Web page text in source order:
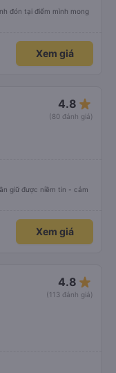
đón tại điểm mình mong
Xem giá
4.8 star_rate
(80 đánh giá)
giữ được niềm tin - cảm
Xem giá
4.8 star_rate
(113 đánh giá)